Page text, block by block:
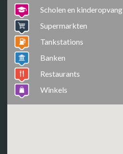
Scholen en kinderopvang
Supermarkten
Tankstations
Banken
Restaurants
Winkels